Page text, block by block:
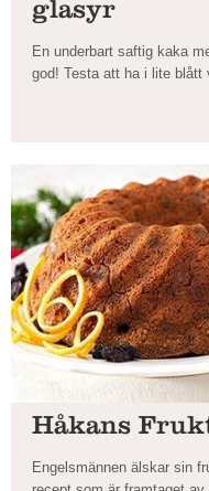
glasyr
En underbart saftig kaka
god! Testa att ha i lite blått
Håkans
Engelsmännen älskar sin